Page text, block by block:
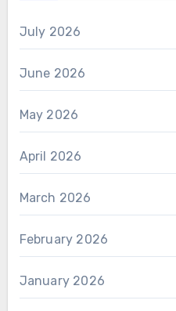
July 2026
June 2026
May 2026
April 2026
March 2026
February 2026
January 2026